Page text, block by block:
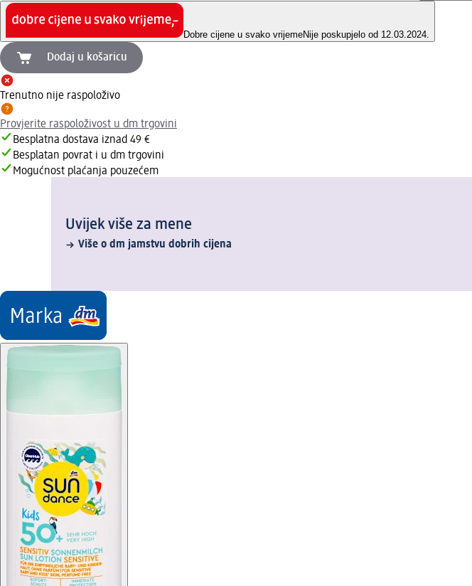
Dobre cijene u svako vrijemeNije poskupjelo od 12.03.2024.
Dodaj u košaricu
Trenutno nije raspoloživo
Provjerite raspoloživost u dm trgovini
Besplatna dostava iznad 49 €
Besplatan povrat i u dm trgovini
Mogućnost plaćanja pouzećem
Uvijek više za mene
Više o dm jamstvu dobrih cijena